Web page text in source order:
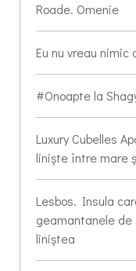
Roade. Omenie
Eu nu vreau nimic
#Onoapte la
Luxury Cubelles
liniște între mare
Lesbos. Insula
geamantanele
liniștea